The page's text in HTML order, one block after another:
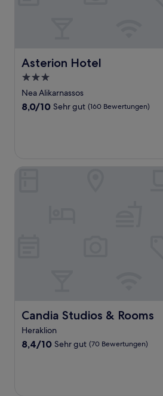
Asterion Hotel
Asterion Hotel
3.0-
Sterne-
Unterkunft
Nea Alikarnassos
8.0
Bewertungen)
8,0/10 Sehr gut (160 Bewertungen)
Candia Studios & Rooms
Candia Studios & Rooms
Heraklion
8.4
8,4/10 Sehr gut (70 Bewertungen)